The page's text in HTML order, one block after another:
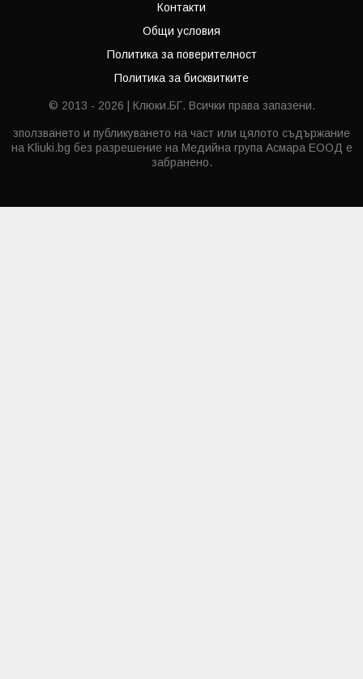
Контакти
Общи условия
Политика за поверителност
Политика за бисквитките
© 2013 - 2026 | Клюки.БГ. Всички права запазени.
зползването и публикуването на част или цялото съдържание
на Kliuki.bg без разрешение на Медийна група Асмара ЕООД е
забранено.